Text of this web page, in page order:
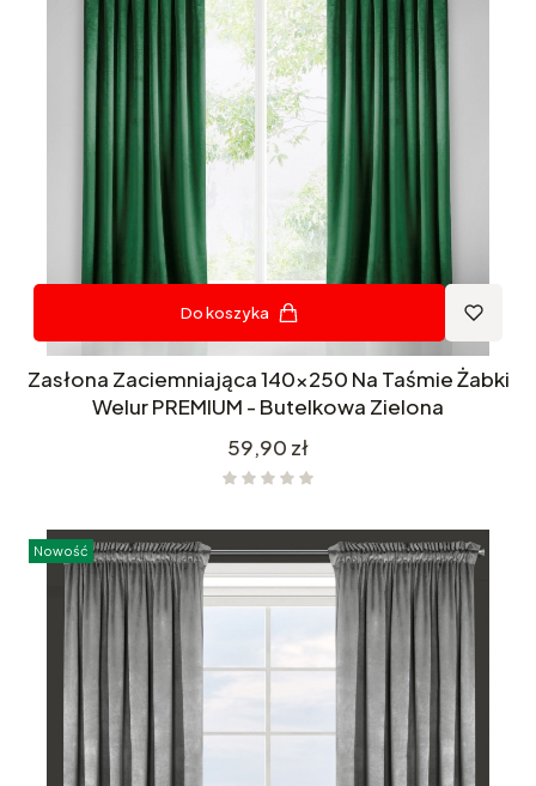
Do koszyka
Zasłona Zaciemniająca 140x250 Na Taśmie Żabki
Welur PREMIUM - Butelkowa Zielona
Cena
59,90 zł
Nowość